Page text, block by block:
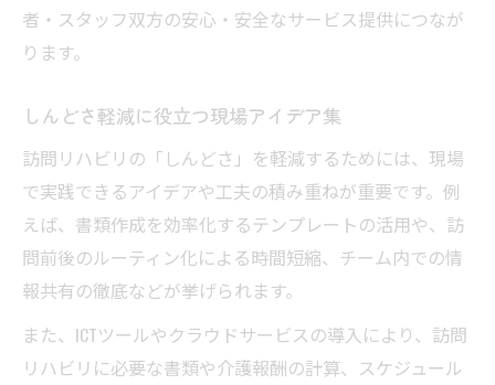
者・スタッフ双方の安心・安全なサービス提供につなが
ります。
しんどさ軽減に役立つ現場アイデア集
訪問リハビリの「しんどさ」を軽減するためには、現場
で実践できるアイデアや工夫の積み重ねが重要です。例
えば、書類作成を効率化するテンプレートの活用や、訪
問前後のルーティン化による時間短縮、チーム内での情
報共有の徹底などが挙げられます。
また、ICTツールやクラウドサービスの導入により、訪問
リハビリに必要な書類や介護報酬の計算、スケジュール